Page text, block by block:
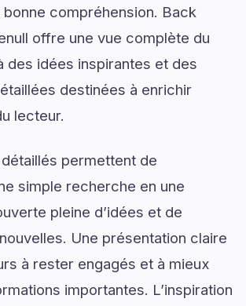
bonne compréhension. Back
offre une vue complète du
des idées inspirantes et des
destinées à enrichir
lecteur.
permettent de
simple recherche en une
pleine d’idées et de
Une présentation claire
à rester engagés et à mieux
importantes. L’inspiration